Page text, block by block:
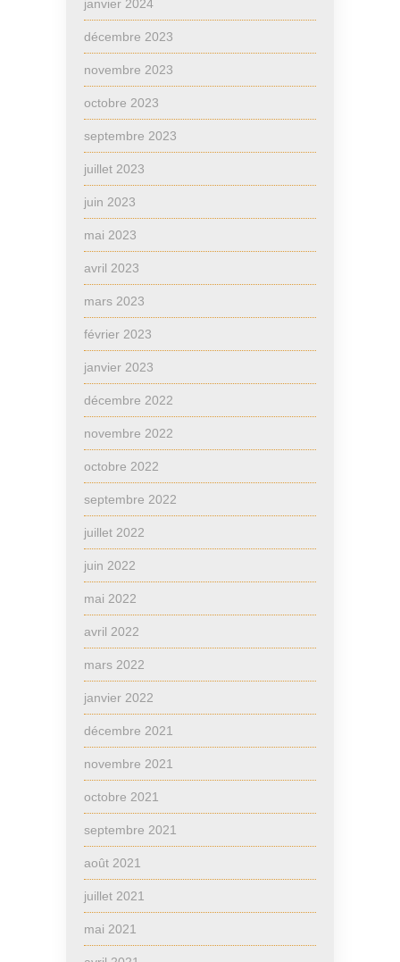
janvier 2024
décembre 2023
novembre 2023
octobre 2023
septembre 2023
juillet 2023
juin 2023
mai 2023
avril 2023
mars 2023
février 2023
janvier 2023
décembre 2022
novembre 2022
octobre 2022
septembre 2022
juillet 2022
juin 2022
mai 2022
avril 2022
mars 2022
janvier 2022
décembre 2021
novembre 2021
octobre 2021
septembre 2021
août 2021
juillet 2021
mai 2021